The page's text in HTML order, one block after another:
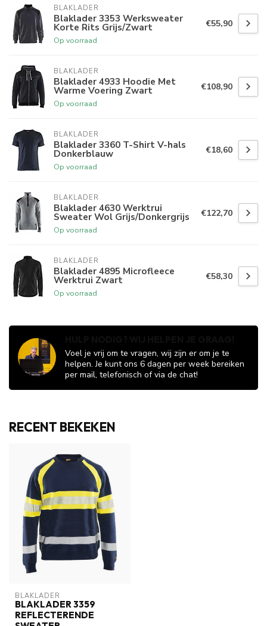
BLAKLADER
Blaklader 3353 Werksweater
Korte Rits Grijs/Zwart
Op voorraad
€55,90
BLAKLADER
Blaklader 4933 Hoodie Met
Warme Voering Zwart
Op voorraad
€108,90
BLAKLADER
Blaklader 3360 T-Shirt V-hals
Donkerblauw
Op voorraad
€18,60
BLAKLADER
Blaklader 4630 Werktrui
Sweater Wol Grijs/Donkergrijs
Op voorraad
€122,70
BLAKLADER
Blaklader 4895 Microfleece
Werktrui Zwart
Op voorraad
€58,30
Voel je vrij om te vragen, wij zijn er om je te
helpen. Je kunt ons 6 dagen per week bereiken
per mail, telefonisch of via de chat!
RECENT BEKEKEN
BLAKLADER
BLAKLADER 3359
REFLECTERENDE